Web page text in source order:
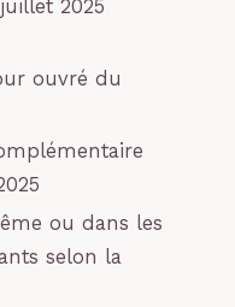
2025
ouvré du
ou dans les
selon la